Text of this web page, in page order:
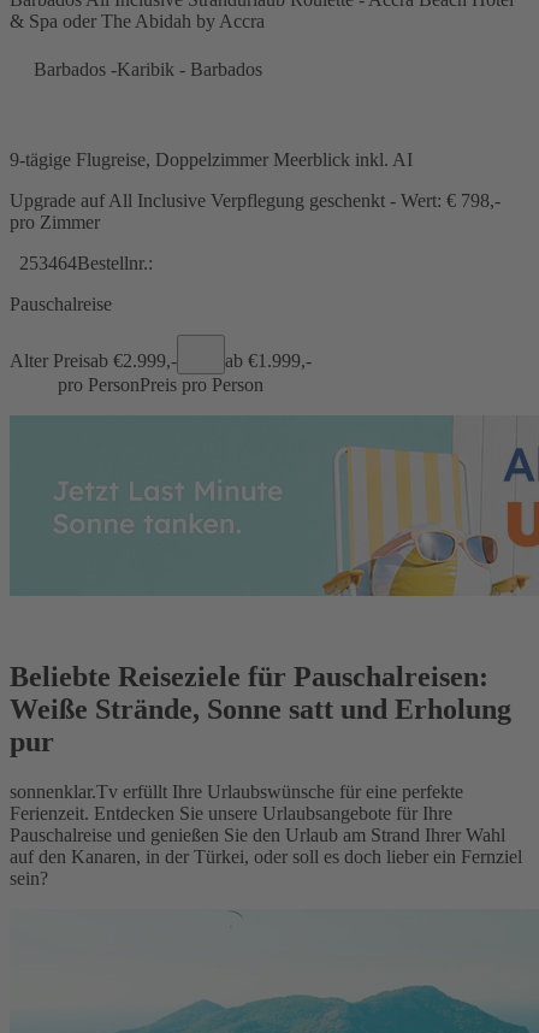
& Spa oder The Abidah by Accra
Barbados -Karibik - Barbados
9-tägige Flugreise, Doppelzimmer Meerblick inkl. AI
Upgrade auf All Inclusive Verpflegung geschenkt - Wert: € 798,-
pro Zimmer
253464Bestellnr.:
Pauschalreise
Alter Preisab €2.999,- ab €1.999,-
pro PersonPreis pro Person
Beliebte Reiseziele für Pauschalreisen:
Weiße Strände, Sonne satt und Erholung
pur
sonnenklar.Tv erfüllt Ihre Urlaubswünsche für eine perfekte
Ferienzeit. Entdecken Sie unsere Urlaubsangebote für Ihre
Pauschalreise und genießen Sie den Urlaub am Strand Ihrer Wahl
auf den Kanaren, in der Türkei, oder soll es doch lieber ein Fernziel
sein?